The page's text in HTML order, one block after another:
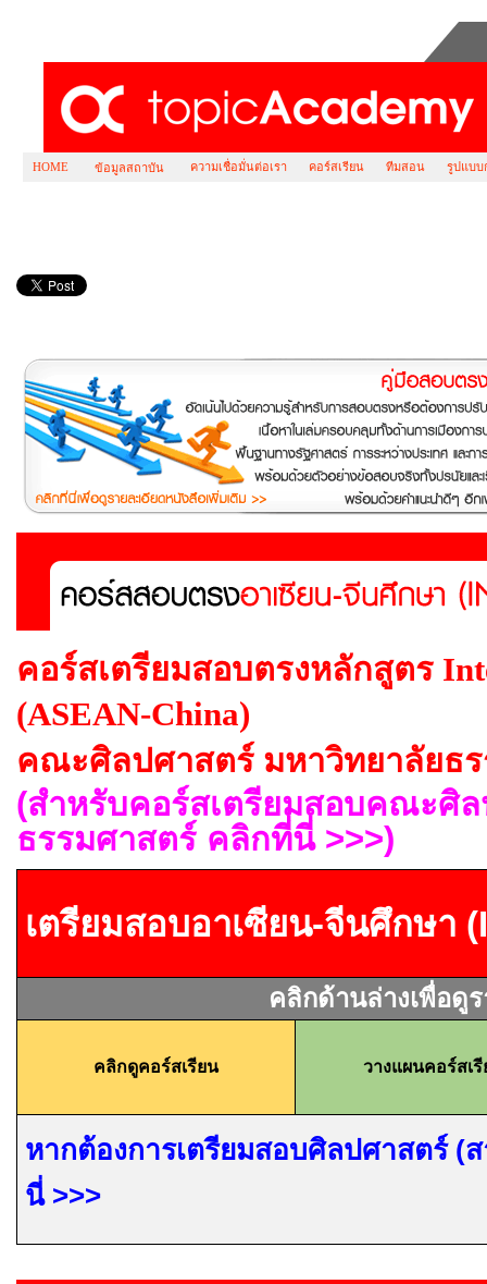
HOME ข้อมูลสถาบัน ความเชื่อมั่นต่อเรา คอร์สเรียน ทีมสอน รูปแบบ
คอร์สเตรียมสอบตรงหลักสูตร
(ASEAN-China)
คณะศิลปศาสตร์ มหาวิทยาลัยธ
(สำหรับคอร์สเตรียมสอบคณะศิ
ธรรมศาสตร์ คลิกที่นี่ >>>)
เตรียมสอบอาเซียน-จีนศึกษา
คลิกด้านล่างเพื่อดู
คลิกดูคอร์สเรียน วางแผนคอร์สเ
หากต้องการเตรียมสอบศิลปศาสตร์ (
นี่ >>>